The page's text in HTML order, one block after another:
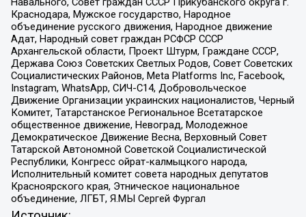
Краснодара, Мужское государство, Народное
объединение русского движения, Народное движение
Адат, Народный совет граждан РСФСР СССР
Архангельской области, Проект Штурм, Граждане СССР,
Держава Союз Советских Светлых Родов, Совет Советских
Социалистических Районов, Meta Platforms Inc, Facebook,
Instagram, WhatsApp, СИЧ-С14, Добровольческое
Движение Организации украинских националистов, Черный
Комитет, Татарстанское Региональное Всетатарское
общественное движение, Невоград, Молодежное
Демократическое Движение Весна, Верховный Совет
Татарской Автономной Советской Социалистической
Республики, Конгресс ойрат-калмыцкого народа,
Исполнительный комитет совета народных депутатов
Красноярского края, Этническое национальное
объединение, ЛГБТ, Я.МЫ Сергей Фургал